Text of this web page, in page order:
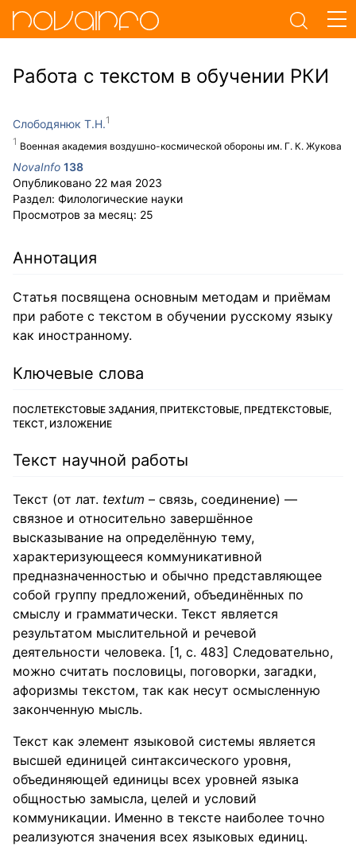
Работа с текстом в обучении РКИ
Слободянюк Т.Н.
Военная академия воздушно-космической обороны им. Г. К. Жукова
NovaInfo 138
Опубликовано 22 мая 2023
Раздел: Филологические науки
Просмотров за месяц: 25
Аннотация
Статья посвящена основным методам и приёмам
при работе с текстом в обучении русскому языку
как иностранному.
Ключевые слова
ПОСЛЕТЕКСТОВЫЕ ЗАДАНИЯ, ПРИТЕКСТОВЫЕ, ПРЕДТЕКСТОВЫЕ,
ТЕКСТ, ИЗЛОЖЕНИЕ
Текст научной работы
Текст (от лат. textum – связь, соединение) —
связное и относительно завершённое
высказывание на определённую тему,
характеризующееся коммуникативной
предназначенностью и обычно представляющее
собой группу предложений, объединённых по
смыслу и грамматически. Текст является
результатом мыслительной и речевой
деятельности человека. [1, с. 483] Следовательно,
можно считать пословицы, поговорки, загадки,
афоризмы текстом, так как несут осмысленную
законченную мысль.
Текст как элемент языковой системы является
высшей единицей синтаксического уровня,
объединяющей единицы всех уровней языка
общностью замысла, целей и условий
коммуникации. Именно в тексте наиболее точно
реализуются значения всех языковых единиц.